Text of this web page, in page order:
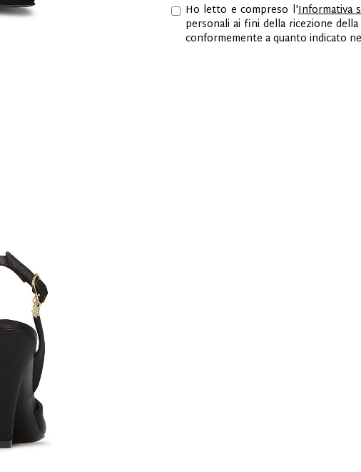
Ho letto e compreso l'Informativa
personali ai fini della ricezione
conformemente a quanto indicato